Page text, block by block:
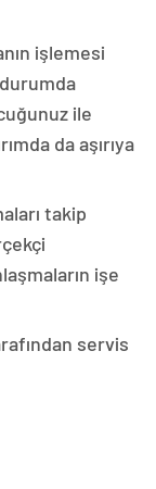
işlemesi
ile
da aşırıya
takip
işe
servis